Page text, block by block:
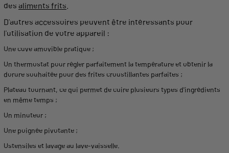
des aliments frits.
D'autres accessoires peuvent être intéressants pour
l'utilisation de votre appareil :
Une cuveamovible pratique ;
Un thermostat pour régler parfaitement la température et obtenir la
dorure souhaitée pour des frites croustillantes parfaites ;
Plateau tournant, ce qui permet de cuire plusieurs types d'ingrédients
en mêmetemps ;
Un minuteur ;
Une poignée pivotante ;
Ustensiles et lavageau lave-vaisselle.